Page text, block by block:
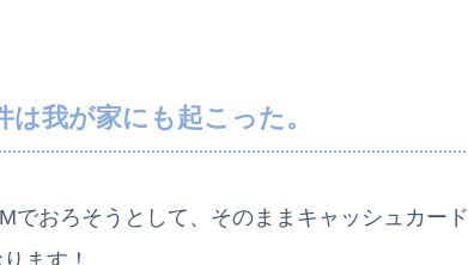
我が家にも起こった。
でおろそうとして、そのままキャッシュカード
ます！